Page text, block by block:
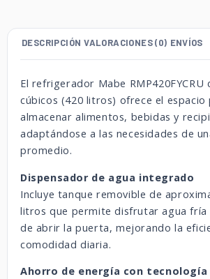
DESCRIPCIÓN VALORACIONES (0) ENVÍOS
El refrigerador Mabe RMP420FYCRU
cúbicos (420 litros) ofrece el
almacenar alimentos, bebidas y
adaptándose a las necesidades de
promedio.
Dispensador de agua integrado
Incluye tanque removible de
litros que permite disfrutar agua fría
de abrir la puerta, mejorando la
comodidad diaria.
Ahorro de energía con tecnología